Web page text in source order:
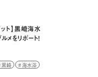
ト】黒崎海水
をリポート！
黒崎 海水浴